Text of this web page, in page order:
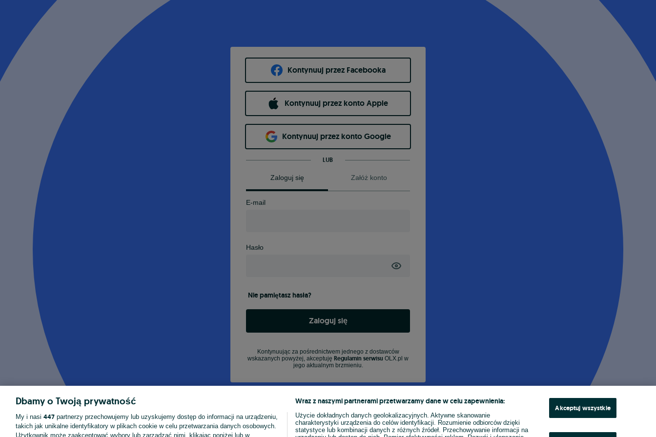
Kontynuuj przez Facebooka
Kontynuuj przez konto Apple
Kontynuuj przez konto Google
LUB
Zaloguj się Załóż konto
E-mail
Hasło
Nie pamiętasz hasła?
Zaloguj się
Kontynuując za pośrednictwem jednego z dostawców
wskazanych powyżej, akceptuję Regulamin serwisu OLX.pl w
jego aktualnym brzmieniu.
Dbamy o Twoją prywatność
My i nasi 447 partnerzy przechowujemy lub uzyskujemy dostęp do informacji na urządzeniu,
takich jak unikalne identyfikatory w plikach cookie w celu przetwarzania danych osobowych.
Użytkownik może zaakceptować wybory lub zarządzać nimi, klikając poniżej lub w
Wraz z naszymi partnerami przetwarzamy dane w celu zapewnienia:
Użycie dokładnych danych geolokalizacyjnych. Aktywne skanowanie
charakterystyki urządzenia do celów identyfikacji. Rozumienie odbiorców dzięki
statystyce lub kombinacji danych z różnych źródeł. Przechowywanie informacji na
Akceptuj wszystkie